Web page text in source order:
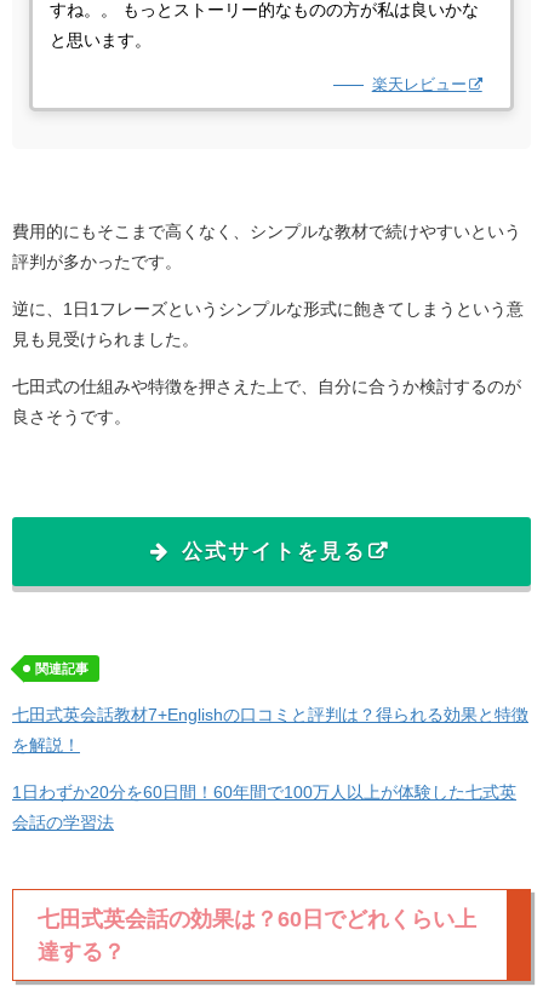
すね。。 もっとストーリー的なものの方が私は良いかな
と思います。
楽天レビュー
費用的にもそこまで高くなく、シンプルな教材で続けやすいという
評判が多かったです。
逆に、1日1フレーズというシンプルな形式に飽きてしまうという意
見も見受けられました。
七田式の仕組みや特徴を押さえた上で、自分に合うか検討するのが
良さそうです。
公式サイトを見る
関連記事
七田式英会話教材7+Englishの口コミと評判は？得られる効果と特徴
を解説！
1日わずか20分を60日間！60年間で100万人以上が体験した七式英
会話の学習法
七田式英会話の効果は？60日でどれくらい上
達する？